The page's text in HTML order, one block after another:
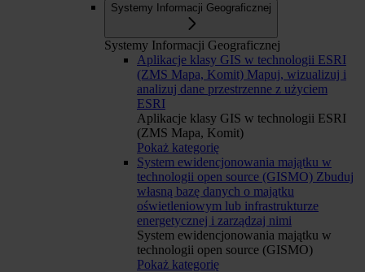
Systemy Informacji Geograficznej
Systemy Informacji Geograficznej
Aplikacje klasy GIS w technologii ESRI
(ZMS Mapa, Komit) Mapuj, wizualizuj i
analizuj dane przestrzenne z użyciem
ESRI
Aplikacje klasy GIS w technologii ESRI
(ZMS Mapa, Komit)
Pokaż kategorię
System ewidencjonowania majątku w
technologii open source (GISMO) Zbuduj
własną bazę danych o majątku
oświetleniowym lub infrastrukturze
energetycznej i zarządzaj nimi
System ewidencjonowania majątku w
technologii open source (GISMO)
Pokaż kategorię